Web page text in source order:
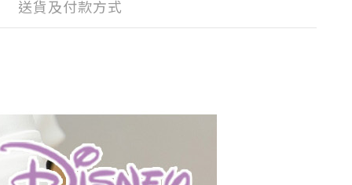
送貨及付款方式